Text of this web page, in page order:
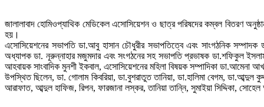
জালালাবাদ হোমিওপ্যাথিক মেডিকেল এসোসিয়েশন ও ছাত্র পরিষদের কম্বল বিতরণ
হয়।
এসোসিয়েশনের সভাপতি ডা.আবু হাসান চৌধুরীর সভাপতিত্বে এবং সাংগঠনিক
অধ্যাপক ডা. নূরুন্নাহার মজুমদার এবং সংগঠনের সহ সভাপতি প্রভাষক ডা.শফিকুল
আহবায়ক সাংবাদিক মুনশী ইকবাল, এসোসিয়েশনের মহিলা বিষয়ক সম্পাদিকা
উপস্থিত ছিলেন, ডা. গোলাম কিবরিয়া, ডা.বুশরাতুত তানিয়া, ডা.হালিমা বেগম,
আরাফাত, আব্দুল হাফিজ, রিপন, ফারজানা লস্কর, তানিয়া তান্নি, সুমাইয়া সিদ্দিকা,